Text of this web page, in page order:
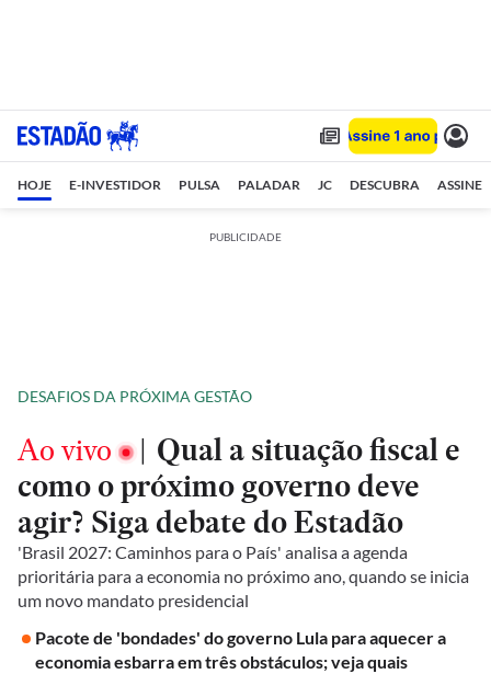
HOJE E-INVESTIDOR PULSA PALADAR JC DESCUBRA ASSINE
PUBLICIDADE
DESAFIOS DA PRÓXIMA GESTÃO
Ao vivo | Qual a situação fiscal e
como o próximo governo deve
agir? Siga debate do Estadão
'Brasil 2027: Caminhos para o País' analisa a agenda
prioritária para a economia no próximo ano, quando se inicia
um novo mandato presidencial
Pacote de 'bondades' do governo Lula para aquecer a
economia esbarra em três obstáculos; veja quais